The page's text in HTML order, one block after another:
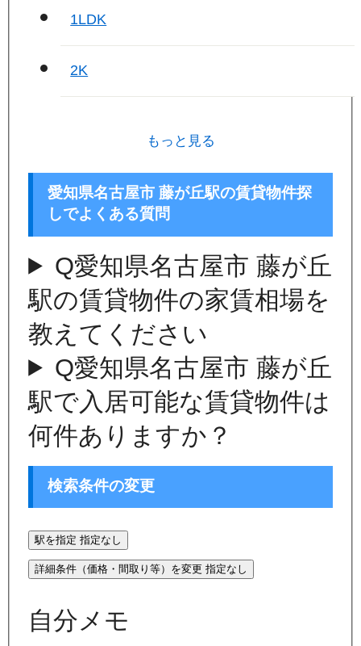
1LDK
2K
もっと見る
愛知県名古屋市 藤が丘駅の賃貸物件探
しでよくある質問
Q愛知県名古屋市 藤が丘
駅の賃貸物件の家賃相場を
教えてください
Q愛知県名古屋市 藤が丘
駅で入居可能な賃貸物件は
何件ありますか？
検索条件の変更
駅を指定 指定なし
詳細条件（価格・間取り等）を変更 指定なし
自分メモ